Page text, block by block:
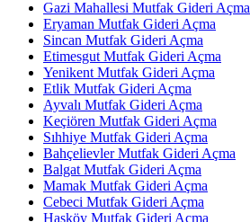
Gazi Mahallesi Mutfak Gideri Açma
Eryaman Mutfak Gideri Açma
Sincan Mutfak Gideri Açma
Etimesgut Mutfak Gideri Açma
Yenikent Mutfak Gideri Açma
Etlik Mutfak Gideri Açma
Ayvalı Mutfak Gideri Açma
Keçiören Mutfak Gideri Açma
Sıhhiye Mutfak Gideri Açma
Bahçelievler Mutfak Gideri Açma
Balgat Mutfak Gideri Açma
Mamak Mutfak Gideri Açma
Cebeci Mutfak Gideri Açma
Hasköy Mutfak Gideri Açma